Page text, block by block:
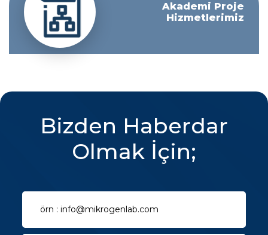
Akademi Proje
Hizmetlerimiz
Bizden Haberdar
Olmak İçin;